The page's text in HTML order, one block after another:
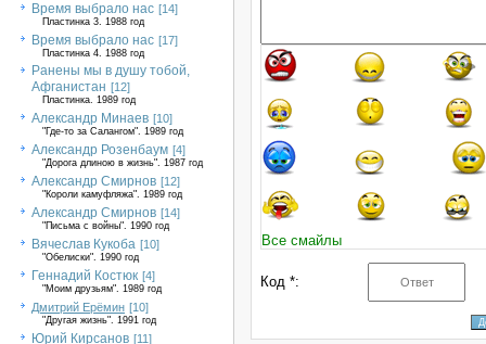
Время выбрало нас [14]
Пластинка 3. 1988 год
Время выбрало нас [17]
Пластинка 4. 1988 год
Ранены мы в душу тобой,
Афганистан [12]
Пластинка. 1989 год
Александр Минаев [10]
"Где-то за Салангом". 1989 год
Александр Розенбаум [4]
"Дорога длиною в жизнь". 1987 год
Александр Смирнов [12]
"Короли камуфляжа". 1989 год
Александр Смирнов [14]
"Письма с войны". 1990 год
Вячеслав Кукоба [10]
"Обелиски". 1990 год
Геннадий Костюк [4]
"Моим друзьям". 1989 год
Дмитрий Ерёмин [10]
"Другая жизнь". 1991 год
Юрий Кирсанов [11]
Все смайлы
Код *: